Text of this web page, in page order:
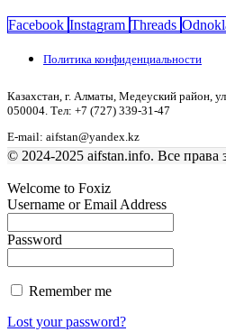
Facebook Instagram Threads
Политика конфиденциальности
Казахстан, г. Алматы, Медеуский район,
050004. Тел: +7 (727) 339-31-47
E-mail: aifstan@yandex.kz
© 2024-2025 aifstan.info. Все
Welcome to Foxiz
Username or Email Address
Password
Remember me
Lost your password?